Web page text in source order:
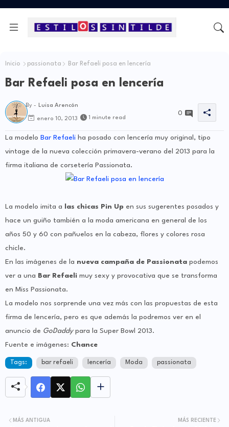
Inicio passionata Bar Refaeli posa en lencería
Bar Refaeli posa en lencería
By - Luisa Arencón
enero 10, 2013 1 minute read
0
La modelo Bar Refaeli ha posado con lencería muy original, tipo
vintage de la nueva colección primavera-verano del 2013 para la
firma italiana de corsetería Passionata.
La modelo imita a las chicas Pin Up en sus sugerentes posados y
hace un guiño también a la moda americana en general de los
años 50 y 60 con pañuelos en la cabeza, flores y colores rosa
chicle.
En las imágenes de la nueva campaña de Passionata podemos
ver a una Bar Refaeli muy sexy y provocativa que se transforma
en Miss Passionata.
La modelo nos sorprende una vez más con las propuestas de esta
firma de lencería, pero es que además la podremos ver en el
anuncio de GoDaddypara la Super Bowl 2013.
Fuente e imágenes: Chance
Tags: bar refaeli lencería Moda passionata
MÁS RECIENTE
MÁS ANTIGUA